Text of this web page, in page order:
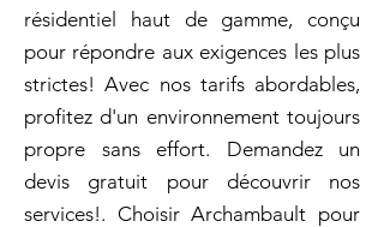
résidentiel haut de gamme, conçu
pour répondre aux exigences les plus
strictes! Avec nos tarifs abordables,
profitez d'un environnement toujours
propre sans effort. Demandez un
devis gratuit pour découvrir nos
services!. Choisir Archambault pour